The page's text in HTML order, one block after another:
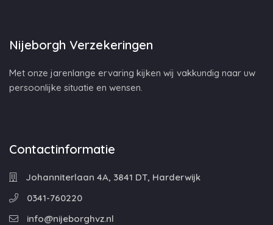
Nijeborgh Verzekeringen
Met onze jarenlange ervaring kijken wij vakkundig naar uw
persoonlijke situatie en wensen.
Contactinformatie
Johanniterlaan 4A, 3841 DT, Harderwijk
0341-760220
info@nijeborghvz.nl